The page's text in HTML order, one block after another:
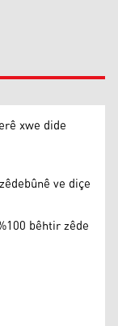
xwe dide
ve diçe
bêhtir zêde